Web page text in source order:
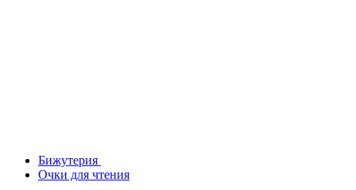
Бижутерия
Очки для чтения